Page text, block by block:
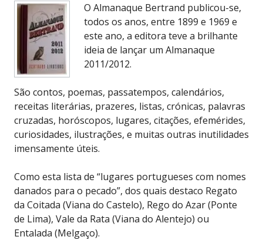
O Almanaque Bertrand publicou-se,
todos os anos, entre 1899 e 1969 e
este ano, a editora teve a brilhante
ideia de lançar um Almanaque
2011/2012.
São contos, poemas, passatempos, calendários,
receitas literárias, prazeres, listas, crónicas, palavras
cruzadas, horóscopos, lugares, citações, efemérides,
curiosidades, ilustrações, e muitas outras inutilidades
imensamente úteis.
Como esta lista de “lugares portugueses com nomes
danados para o pecado”, dos quais destaco Regato
da Coitada (Viana do Castelo), Rego do Azar (Ponte
de Lima), Vale da Rata (Viana do Alentejo) ou
Entalada (Melgaço).